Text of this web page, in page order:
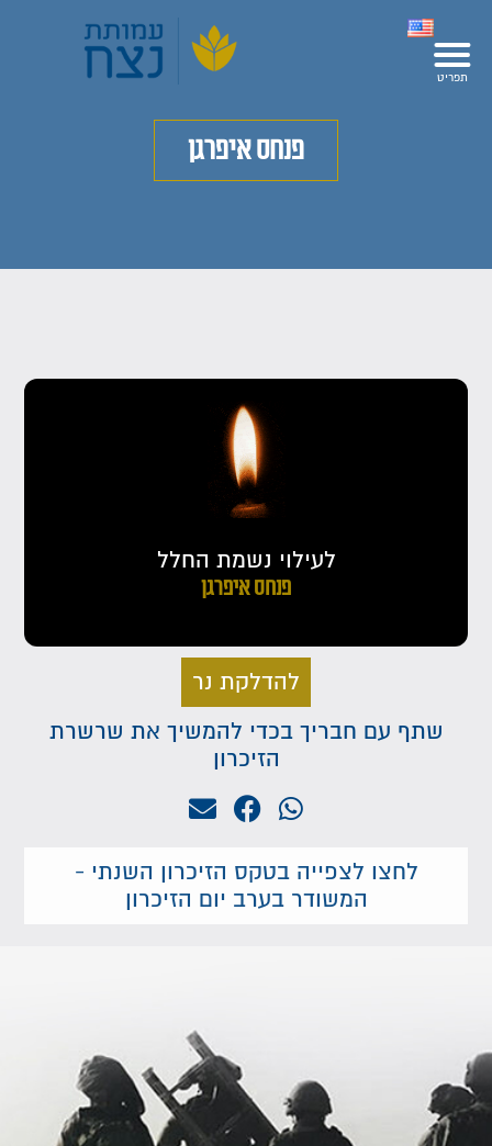
פנחס איפרגן
לעילוי נשמת החלל
פנחס איפרגן
להדלקת נר
שתף עם חבריך בכדי להמשיך את שרשרת
הזיכרון
לחצו לצפייה בטקס הזיכרון השנתי -
המשודר בערב יום הזיכרון